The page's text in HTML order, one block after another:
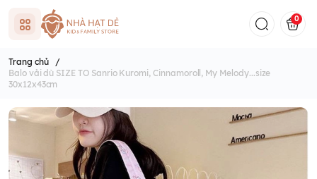
0
Trang chủ
/
Balo vải dù SIZE TO Sanrio Kuromi, Cinnamoroll, My Melody...size
30x12x43cm